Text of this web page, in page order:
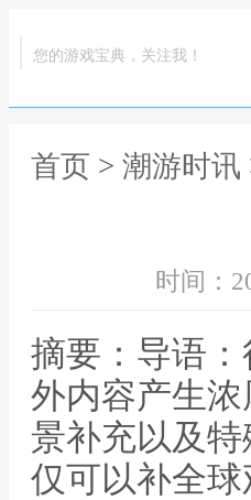
您的游戏宝典，关注我！
首页 > 潮游时讯
时间：
摘要：导语
外内容产生
景补充以及
仅可以补全